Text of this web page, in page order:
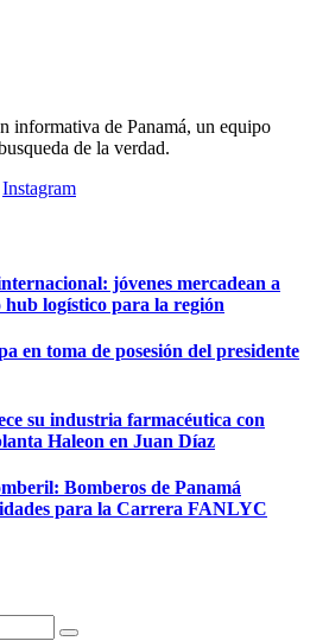
informativa de Panamá, un equipo
de la verdad.
Instagram
jóvenes mercadean a
hub logístico para la región
en toma de posesión del presidente
su industria farmacéutica con
Haleon en Juan Díaz
Bomberos de Panamá
para la Carrera FANLYC